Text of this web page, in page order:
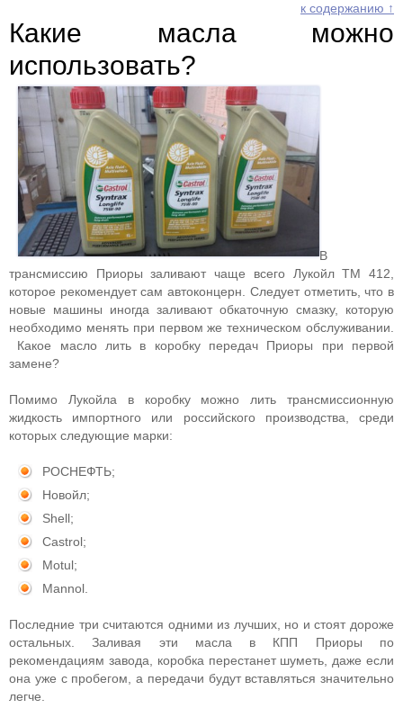
к содержанию ↑
Какие масла можно
использовать?
В
трансмиссию Приоры заливают чаще всего Лукойл ТМ 412,
которое рекомендует сам автоконцерн. Следует отметить, что в
новые машины иногда заливают обкаточную смазку, которую
необходимо менять при первом же техническом обслуживании.
Какое масло лить в коробку передач Приоры при первой
замене?
Помимо Лукойла в коробку можно лить трансмиссионную
жидкость импортного или российского производства, среди
которых следующие марки:
РОСНЕФТЬ;
Новойл;
Shell;
Castrol;
Motul;
Mannol.
Последние три считаются одними из лучших, но и стоят дороже
остальных. Заливая эти масла в КПП Приоры по
рекомендациям завода, коробка перестанет шуметь, даже если
она уже с пробегом, а передачи будут вставляться значительно
легче.